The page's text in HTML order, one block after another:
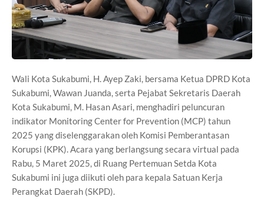
Wali Kota Sukabumi, H. Ayep Zaki, bersama Ketua DPRD Kota
Sukabumi, Wawan Juanda, serta Pejabat Sekretaris Daerah
Kota Sukabumi, M. Hasan Asari, menghadiri peluncuran
indikator Monitoring Center for Prevention (MCP) tahun
2025 yang diselenggarakan oleh Komisi Pemberantasan
Korupsi (KPK). Acara yang berlangsung secara virtual pada
Rabu, 5 Maret 2025, di Ruang Pertemuan Setda Kota
Sukabumi ini juga diikuti oleh para kepala Satuan Kerja
Perangkat Daerah (SKPD).